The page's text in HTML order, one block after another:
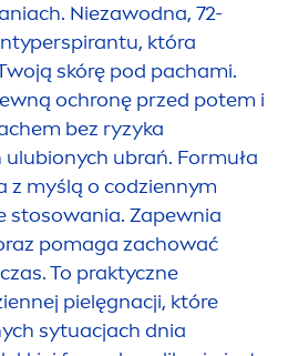
Niezawodna, 72-
która
skórę pod pachami.
ochronę przed potem i
bez ryzyka
ubrań. Formuła
z myślą o codziennym
stosowania. Zapewnia
pomaga zachować
To praktyczne
pielęgnacji, które
sytuacjach dnia